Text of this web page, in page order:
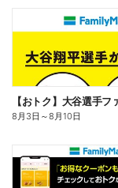
8月3日 ～8月10日